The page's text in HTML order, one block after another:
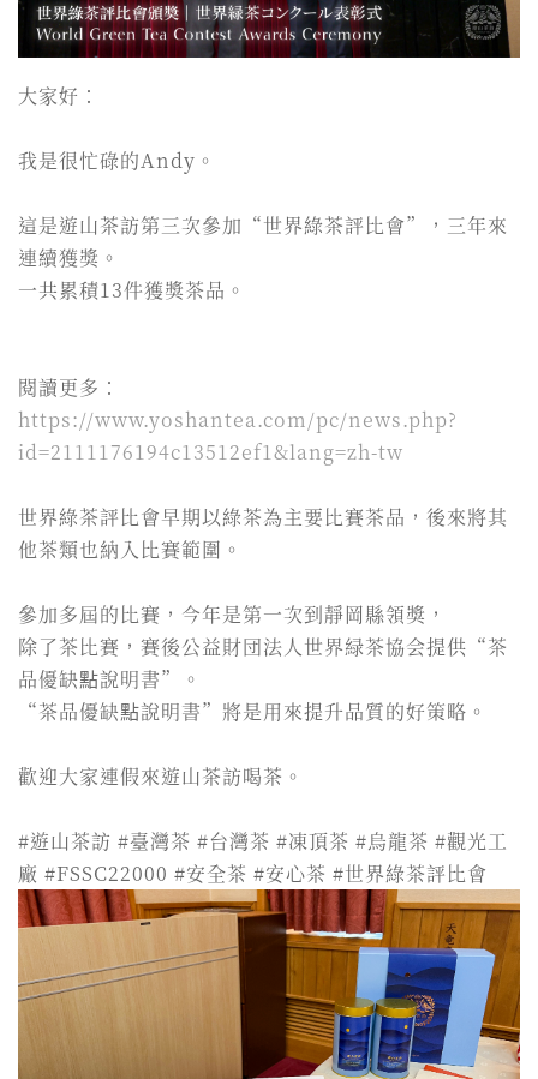
大家好：
我是很忙碌的Andy。
這是遊山茶訪第三次參加“世界綠茶評比會”，三年來
連續獲獎。
一共累積13件獲獎茶品。
閱讀更多：
https://www.yoshantea.com/pc/news.php?
id=2111176194c13512ef1&lang=zh-tw
世界綠茶評比會早期以綠茶為主要比賽茶品，後來將其
他茶類也納入比賽範圍。
參加多屆的比賽，今年是第一次到靜岡縣領獎，
除了茶比賽，賽後公益財団法人世界緑茶協会提供“茶
品優缺點說明書”。
“茶品優缺點說明書”將是用來提升品質的好策略。
歡迎大家連假來遊山茶訪喝茶。
#遊山茶訪 #臺灣茶 #台灣茶 #凍頂茶 #烏龍茶 #觀光工
廠 #FSSC22000 #安全茶 #安心茶 #世界綠茶評比會